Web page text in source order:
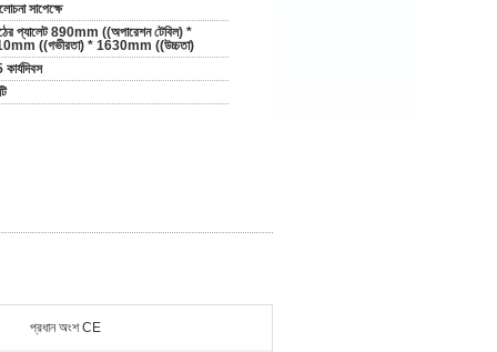
সাপেক্ষে
প্যালেট 890mm ((অপারেশন টেবিল) *
((গভীরতা) * 1630mm ((উচ্চতা)
প্রধান অংশ CE